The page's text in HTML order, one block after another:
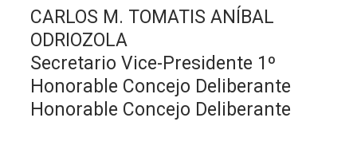
CARLOS M. TOMATIS ANÍBAL
ODRIOZOLA
Secretario Vice-Presidente 1º
Honorable Concejo Deliberante
Honorable Concejo Deliberante